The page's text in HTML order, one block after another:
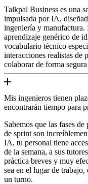
Talkpal Business es una
impulsada por IA,
ingeniería y manufactura.
aprendizaje genérico de
vocabulario técnico
interacciones realistas de
colaborar de forma
Mis ingenieros tienen
encontrarán tiempo para
Sabemos que las fases
de sprint son
IA, tu personal tiene
de la semana, a sus
práctica breves y muy
sea en el lugar de
un turno.